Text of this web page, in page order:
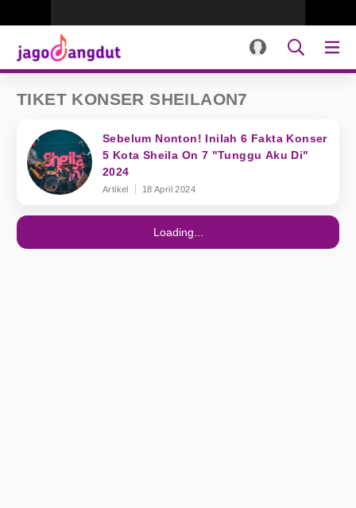
TIKET KONSER SHEILAON7
Sebelum Nonton! Inilah 6 Fakta Konser
5 Kota Sheila On 7 "Tunggu Aku Di"
2024
Artikel 18 April 2024
Loading...